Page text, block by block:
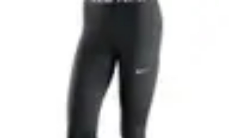
Conception de formationFormation sur
Formation et Méthodologies